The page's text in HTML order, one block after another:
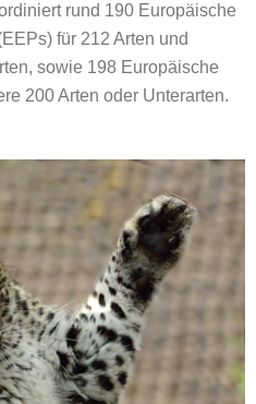
rund 190 Europäische
für 212 Arten und
sowie 198 Europäische
200 Arten oder Unterarten.